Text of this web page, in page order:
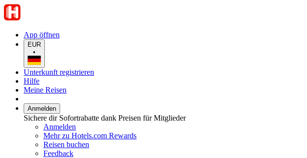
App öffnen
EUR
•
Unterkunft registrieren
Hilfe
Meine Reisen
Anmelden
Sichere dir Sofortrabatte dank Preisen für Mitglieder
Anmelden
Mehr zu Hotels.com Rewards
Reisen buchen
Feedback